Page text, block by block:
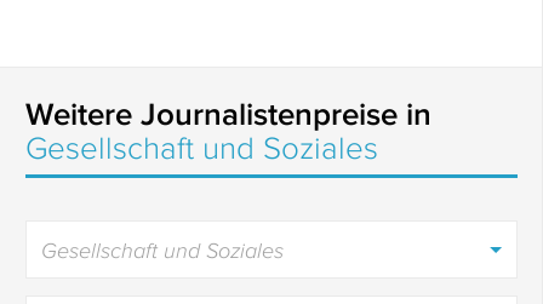
Weitere Journalistenpreise in
Gesellschaft und Soziales
Gesellschaft und Soziales